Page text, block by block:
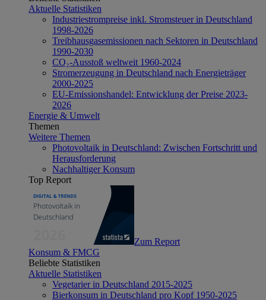
Aktuelle Statistiken
Industriestrompreise inkl. Stromsteuer in Deutschland
1998-2026
Treibhausgasemissionen nach Sektoren in Deutschland
1990-2030
CO₂-Ausstoß weltweit 1960-2024
Stromerzeugung in Deutschland nach Energieträger
2000-2025
EU-Emissionshandel: Entwicklung der Preise 2023-
2026
Energie & Umwelt
Themen
Weitere Themen
Photovoltaik in Deutschland: Zwischen Fortschritt und
Herausforderung
Nachhaltiger Konsum
Top Report
Zum Report
Konsum & FMCG
Beliebte Statistiken
Aktuelle Statistiken
Vegetarier in Deutschland 2015-2025
Bierkonsum in Deutschland pro Kopf 1950-2025